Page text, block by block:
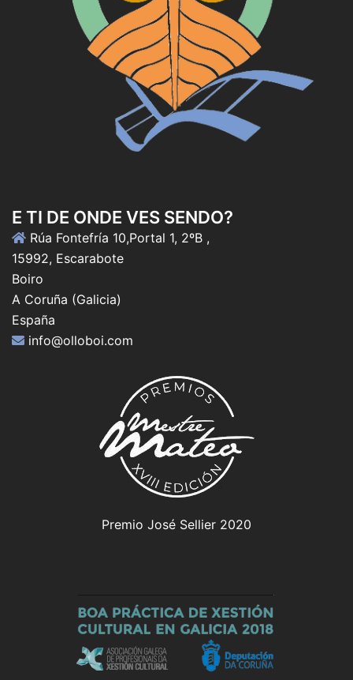
E TI DE ONDE VES SENDO?
Rúa Fontefría 10,Portal 1, 2ºB ,
15992, Escarabote
Boiro
A Coruña (Galicia)
España
info@olloboi.com
Premio José Sellier 2020